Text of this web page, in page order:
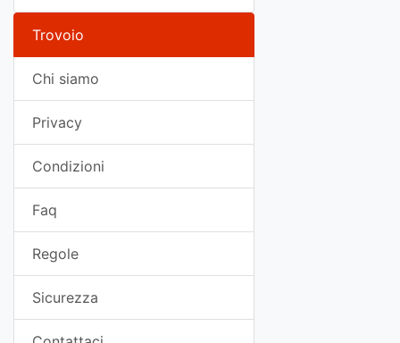
Trovoio
Chi siamo
Privacy
Condizioni
Faq
Regole
Sicurezza